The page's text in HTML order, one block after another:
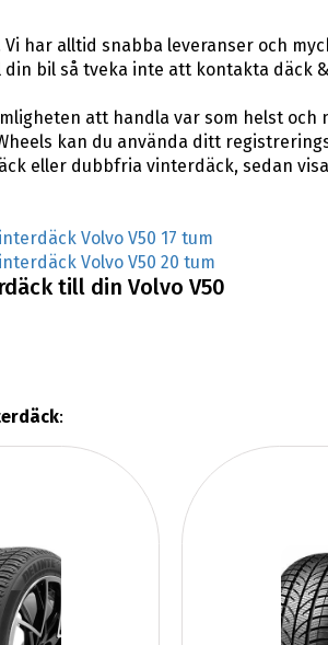
Vi har alltid snabba leveranser och
bil så tveka inte att kontakta däck
att handla var som helst och
kan du använda ditt
eller dubbfria vinterdäck, sedan
Volvo V50 17 tum
Volvo V50 20 tum
till din Volvo V50
: